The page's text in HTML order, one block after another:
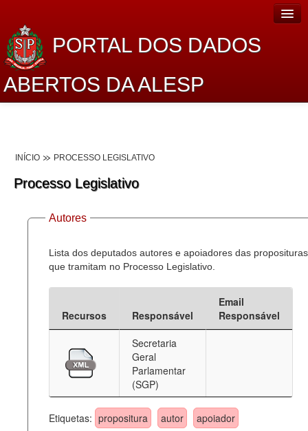
PORTAL DOS DADOS
ABERTOS DA ALESP
Lei de Acesso à Informação
Dados Governamentais Abertos
Planejamento
Catálogo de dados
Deputados Estaduais
Administração
Agenda
INÍCIO PROCESSO LEGISLATIVO
Processo Legislativo
Autores
Lista dos deputados autores e apoiadores das proposituras
que tramitam no Processo Legislativo.
Recursos Responsável
Email
Responsável
Secretaria
Geral
Parlamentar
(SGP)
Etiquetas: propositura autor apoiador